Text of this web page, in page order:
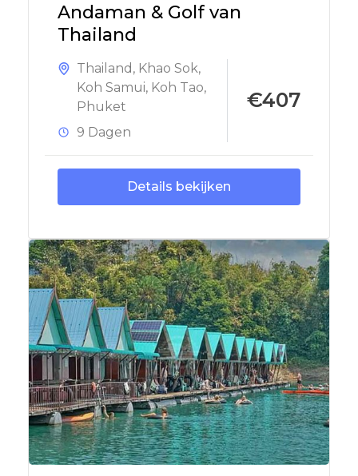
Andaman & Golf van
Thailand
Thailand , Khao Sok,
Koh Samui, Koh Tao,
Phuket
9 Dagen
€407
Details bekijken